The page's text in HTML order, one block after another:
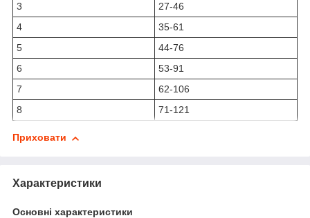
3
27-46
4
35-61
5
44-76
6
53-91
7
62-106
8
71-121
Приховати
Характеристики
Основні характеристики